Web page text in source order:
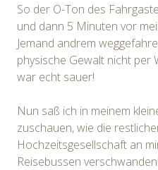
So der O-Ton des
und dann 5 Minuten vor
Jemand andrem
physische Gewalt nicht per
war echt sauer!
Nun saß ich in meinem
zuschauen, wie die
Hochzeitsgesellschaft an
Reisebussen verschwanden!